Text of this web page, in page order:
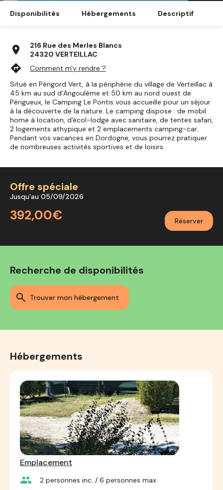
Disponibilités Hébergements Descriptif
location_on
216 Rue des Merles Blancs
24320 VERTEILLAC
directions
Comment m'y rendre ?
Situé en Périgord Vert, à la périphérie du village de Verteillac à
45 km au sud d’Angoulème et 50 km au nord ouest de
Périgueux, le Camping Le Pontis vous accueille pour un séjour
à la découverte de la nature. Le camping dispose : de mobil
home à location, d'écol-lodge avec sanitaire, de tentes safari,
2 logements athypique et 2 emplacements camping-car..
Pendant vos vacances en Dordogne, vous pourrez pratiquer
de nombreuses activités sportives et de loisirs.
Offre spéciale
Jusqu'au 05/09/2026
392,00€ Réserver
Recherche de disponibilités
trouver mon hébergement
Hébergements
Emplacement
group 2 personnes inc. / 6 personnes max